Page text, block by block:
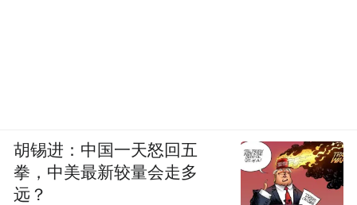
胡锡进：中国一天怒回五
拳，中美最新较量会走多
远？